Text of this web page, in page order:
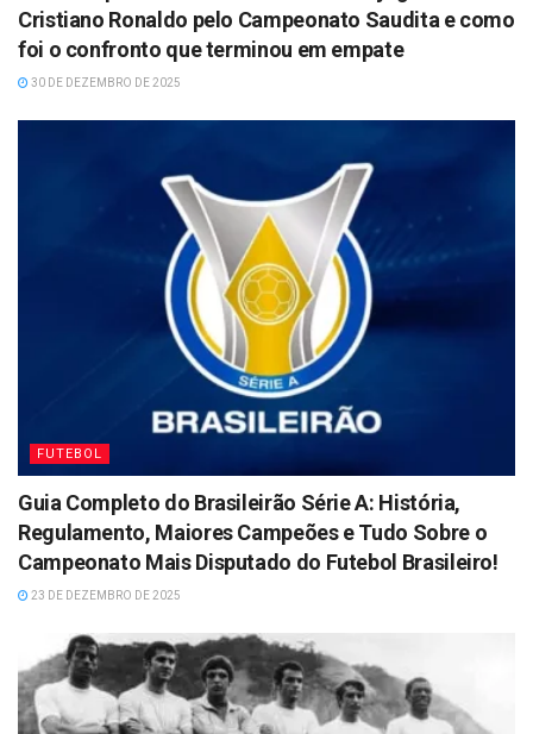
Cristiano Ronaldo pelo Campeonato Saudita e como
foi o confronto que terminou em empate
30 DE DEZEMBRO DE 2025
FUTEBOL
Guia Completo do Brasileirão Série A: História,
Regulamento, Maiores Campeões e Tudo Sobre o
Campeonato Mais Disputado do Futebol Brasileiro!
23 DE DEZEMBRO DE 2025